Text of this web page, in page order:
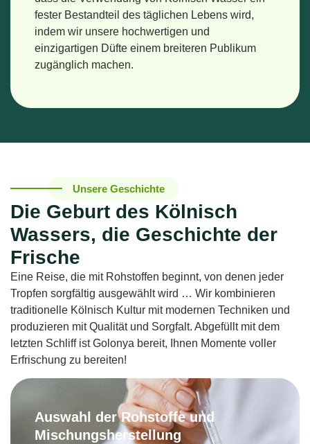
fester Bestandteil des täglichen Lebens wird,
indem wir unsere hochwertigen und
einzigartigen Düfte einem breiteren Publikum
zugänglich machen.
Auswahl der Rohstoffe und
Mischungsherstellung
Unsere Geschichte
Die Geburt des Kölnisch
Wassers, die Geschichte der
Frische
Eine Reise, die mit Rohstoffen beginnt, von denen jeder
Tropfen sorgfältig ausgewählt wird … Wir kombinieren
traditionelle Kölnisch Kultur mit modernen Techniken und
produzieren mit Qualität und Sorgfalt. Abgefüllt mit dem
letzten Schliff ist Golonya bereit, Ihnen Momente voller
Erfrischung zu bereiten!